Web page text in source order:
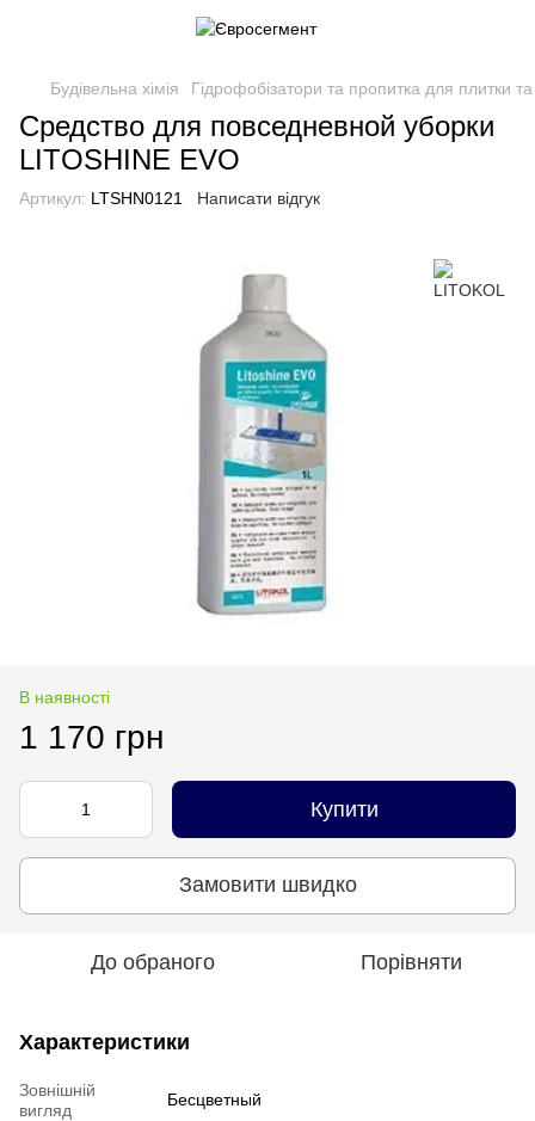
Будівельна хімія Гідрофобізатори та пропитка для плитки
Средство для повседневной уборки
LITOSHINE EVO
Артикул: LTSHN0121 Написати відгук
В наявності
1 170 грн
Купити
Замовити швидко
До обраного Порівняти
Характеристики
Зовнішній
вигляд
Бесцветный